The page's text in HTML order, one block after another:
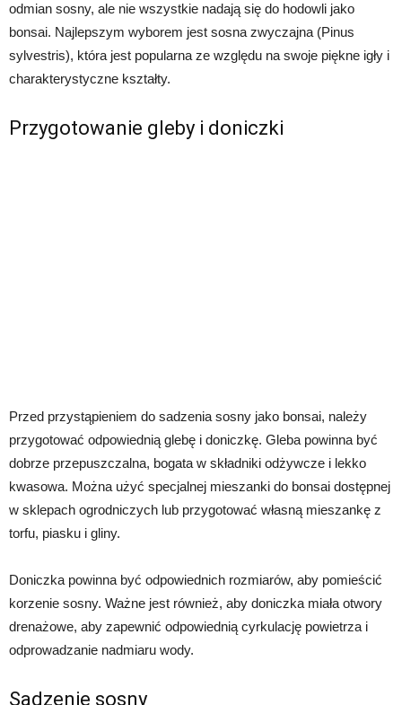
odmian sosny, ale nie wszystkie nadają się do hodowli jako
bonsai. Najlepszym wyborem jest sosna zwyczajna (Pinus
sylvestris), która jest popularna ze względu na swoje piękne igły i
charakterystyczne kształty.
Przygotowanie gleby i doniczki
Przed przystąpieniem do sadzenia sosny jako bonsai, należy
przygotować odpowiednią glebę i doniczkę. Gleba powinna być
dobrze przepuszczalna, bogata w składniki odżywcze i lekko
kwasowa. Można użyć specjalnej mieszanki do bonsai dostępnej
w sklepach ogrodniczych lub przygotować własną mieszankę z
torfu, piasku i gliny.
Doniczka powinna być odpowiednich rozmiarów, aby pomieścić
korzenie sosny. Ważne jest również, aby doniczka miała otwory
drenażowe, aby zapewnić odpowiednią cyrkulację powietrza i
odprowadzanie nadmiaru wody.
Sadzenie sosny